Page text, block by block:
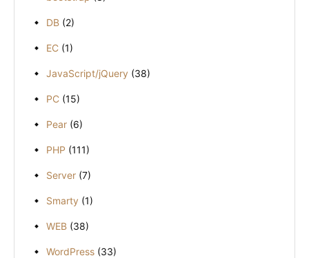
DB (2)
EC (1)
JavaScript/jQuery (38)
PC (15)
Pear (6)
PHP (111)
Server (7)
Smarty (1)
WEB (38)
WordPress (33)